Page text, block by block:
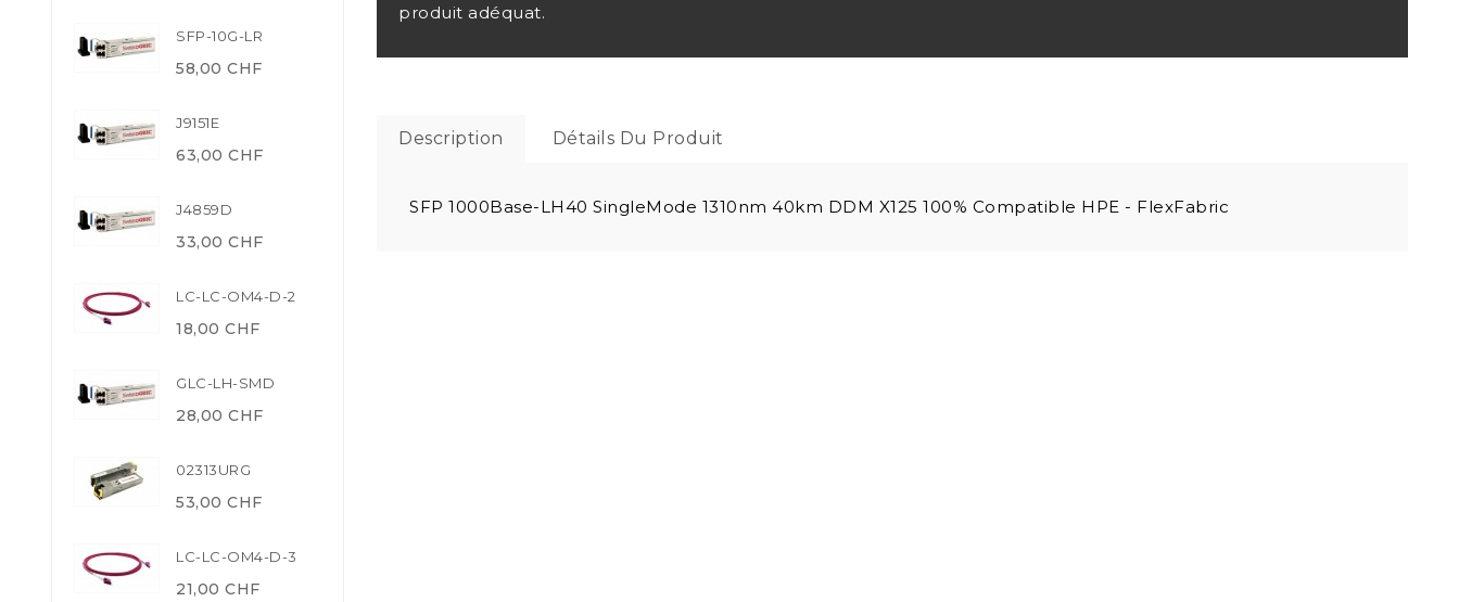
SFP-10G-LR
58,00 CHF
J9151E
63,00 CHF
J4859D
33,00 CHF
LC-LC-OM4-D-2
18,00 CHF
GLC-LH-SMD
28,00 CHF
02313URG
53,00 CHF
LC-LC-OM4-D-3
21,00 CHF
produit adéquat.
Description Détails Du Produit
SFP 1000Base-LH40 SingleMode 1310nm 40km DDM X125 100% Compatible HPE - FlexFabric